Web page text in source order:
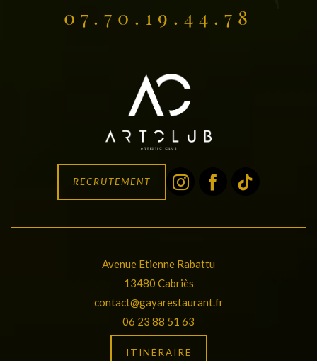
07.70.19.44.78
RECRUTEMENT
Avenue Etienne Rabattu
13480 Cabriès
contact@gayarestaurant.fr
06 23 88 51 63
ITINÉRAIRE